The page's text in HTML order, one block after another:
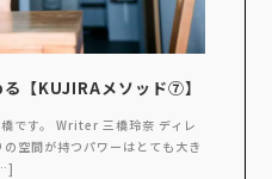
【KUJIRAメソッド⑦】
です。 Writer 三橋玲奈 ディレ
空間が持つパワーはとても大き